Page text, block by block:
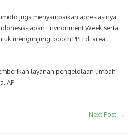
juga menyampaikan apresiasinya
Japan Environment Week serta
mengunjungi booth PPLI di area
layanan pengelolaan limbah
AP
Next Post →